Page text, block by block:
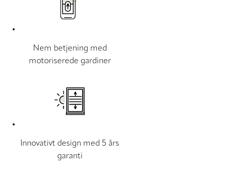
Nem betjening med
motoriserede gardiner
Innovativt design med 5 års
garanti